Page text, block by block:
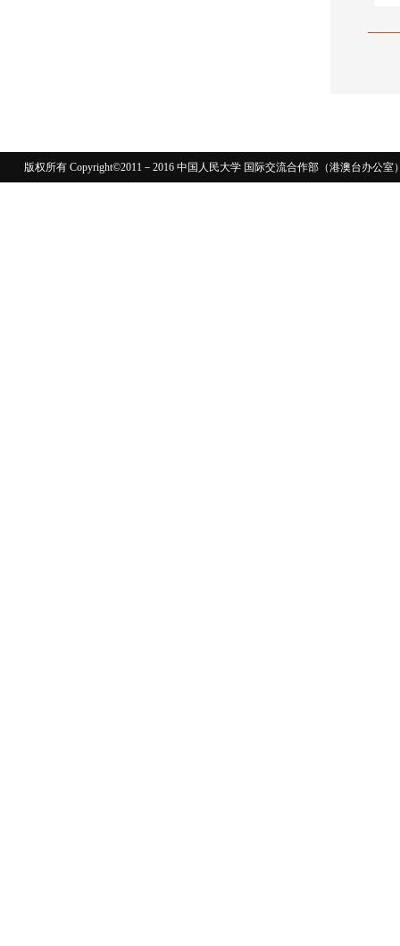
版权所有 Copyright©2011－2016 中国人民大学 国际交流合作部（港澳台办